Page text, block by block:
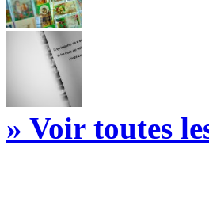
» Voir toutes